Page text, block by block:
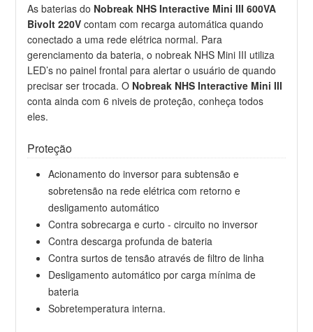
As baterias do Nobreak NHS Interactive Mini III 600VA
Bivolt 220Vcontam com recarga automática quando
conectado a uma rede elétrica normal. Para
gerenciamento da bateria, o nobreak NHS Mini III utiliza
LED’s no painel frontal para alertar o usuário de quando
precisar ser trocada. O Nobreak NHS Interactive Mini III
conta ainda com 6 niveis de proteção, conheça todos
eles.
Proteção
Acionamento do inversor para subtensão e
sobretensão na rede elétrica com retorno e
desligamento automático
Contra sobrecarga e curto - circuito no inversor
Contra descarga profunda de bateria
Contra surtos de tensão através de filtro de linha
Desligamento automático por carga mínima de
bateria
Sobretemperatura interna.